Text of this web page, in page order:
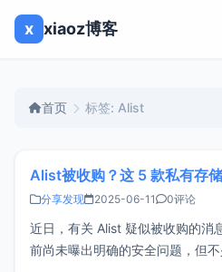
x xiaoz博客
首页 标签: Alist
Alist被收购？这 5 款私有存
分享发现 2025-06-11 0评论
近日，有关 Alist 疑似被收购的消
前尚未曝出明确的安全问题，但